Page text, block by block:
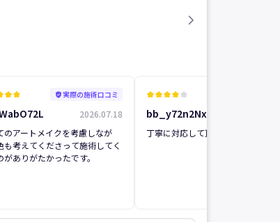
kid_starkid_star verified_user実際の施術口コミ
2026.07.18
のアートメイクを考慮しなが
も考えてくださって施術してく
がありがたかったです。
kid_starkid_starkid_starkid_starkid_star
bb_y72n2Nx
丁寧に対応して頂きました